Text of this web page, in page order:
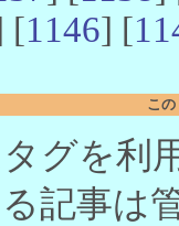
[1146] [
こ
グを利
記事は